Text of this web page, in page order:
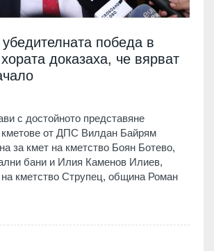
победа в
доказаха, че вярват
с достойното представяне
кметове от ДПС Вилдан Байрям
за кмет на кметство Боян Ботево,
бани и Илия Каменов Илиев,
на кметство Струпец, община Роман